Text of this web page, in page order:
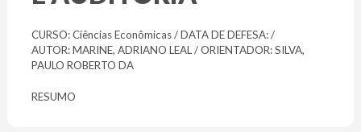
CURSO: Ciências Econômicas / DATA DE DEFESA: /
AUTOR: MARINE, ADRIANO LEAL / ORIENTADOR: SILVA,
PAULO ROBERTO DA
RESUMO